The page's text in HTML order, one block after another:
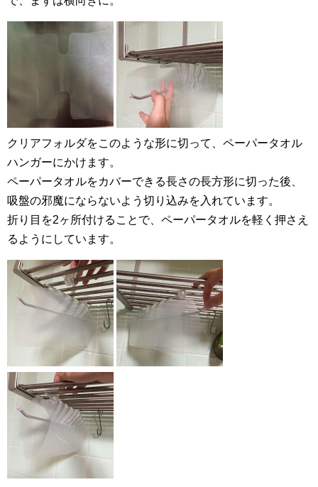
クリアフォルダをこのような形に切って、ペーパータオル
ハンガーにかけます。
ペーパータオルをカバーできる長さの長方形に切った後、
吸盤の邪魔にならないよう切り込みを入れています。
折り目を2ヶ所付けることで、ペーパータオルを軽く押さえ
るようにしています。